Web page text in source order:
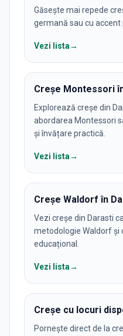
Găsește mai repede
germană sau cu accent
Vezi lista→
Creșe Montessori
Explorează creșe din
abordarea Montessori
și învățare practică.
Vezi lista→
Creșe Waldorf în
Vezi creșe din Darasti
metodologie Waldorf și
educațional.
Vezi lista→
Creșe cu locuri
Pornește direct de la